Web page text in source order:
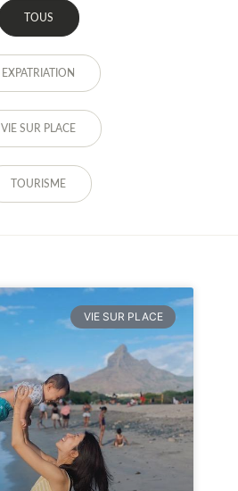
TOUS
EXPATRIATION
VIE SUR PLACE
TOURISME
VIE SUR PLACE